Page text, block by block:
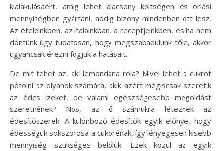
kialakulásáért, amíg lehet alacsony költségen és óriási
mennyiségben gyártani, addig bizony mindenben ott lesz.
Az ételeinkben, az italainkban, a receptjeinkben, és ha nem
döntünk úgy tudatosan, hogy megszabadulunk tőle, akkor
ugyancsak érezni fogjuk a hatásait.
De mit tehet az, aki lemondana róla? Mivel lehet a cukrot
pótolni az olyanok számára, akik azért mégiscsak szeretik
az édes ízeket, de valami egészségesebb megoldást
szeretnének? Nos, az ő számukra léteznek az
édesítőszerek. A különböző édesítők egyik előnye, hogy
édességük sokszorosa a cukorénak, így lényegesen kisebb
mennyiség szükséges belőlük. Ezek közül az egyik